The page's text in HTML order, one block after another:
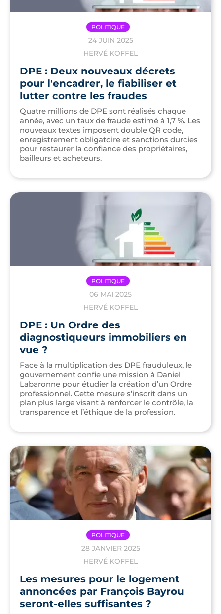
POLITIQUE
24 JUIN 2025
HERVÉ KOFFEL
DPE : Deux nouveaux décrets
pour l'encadrer, le fiabiliser et
lutter contre les fraudes
Quatre millions de DPE sont réalisés chaque
année, avec un taux de fraude estimé à 1,7 %. Les
nouveaux textes imposent double QR code,
enregistrement obligatoire et sanctions durcies
pour restaurer la confiance des propriétaires,
bailleurs et acheteurs.
POLITIQUE
06 MAI 2025
HERVÉ KOFFEL
DPE : Un Ordre des
diagnostiqueurs immobiliers en
vue ?
Face à la multiplication des DPE frauduleux, le
gouvernement confie une mission à Daniel
Labaronne pour étudier la création d’un Ordre
professionnel. Cette mesure s’inscrit dans un
plan plus large visant à renforcer le contrôle, la
transparence et l’éthique de la profession.
POLITIQUE
28 JANVIER 2025
HERVÉ KOFFEL
Les mesures pour le logement
annoncées par François Bayrou
seront-elles suffisantes ?